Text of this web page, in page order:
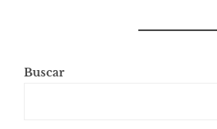
Buscar